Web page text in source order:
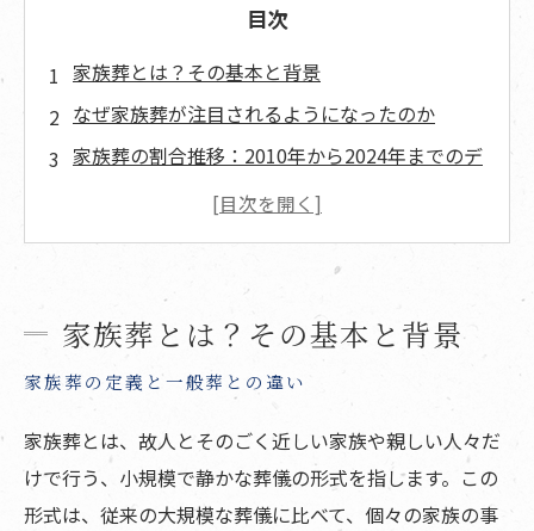
目次
家族葬とは？その基本と背景
なぜ家族葬が注目されるようになったのか
家族葬の割合推移：2010年から2024年までのデ
家族葬を選ぶ理由：一般消費者アンケート結果
地域ごとの家族葬の割合：どこで家族葬が多
い？
家族葬を選ぶ際の注意点と失敗しないためのポ
イント
家族葬の今後の推移予測：2025年以降の動向
は？
家族葬とは？その基本と背景
家族葬の定義と一般葬との違い
家族葬とは、故人とそのごく近しい家族や親しい人々だ
けで行う、小規模で静かな葬儀の形式を指します。この
形式は、従来の大規模な葬儀に比べて、個々の家族の事